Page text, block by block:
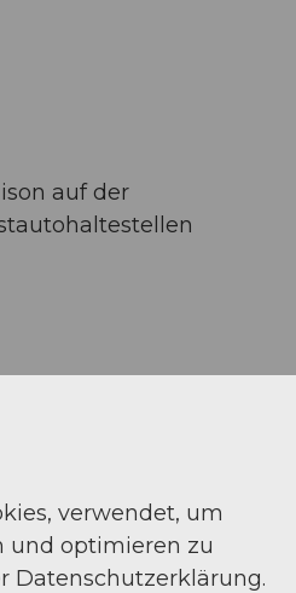
auf der
verwendet, um
und optimieren zu
Datenschutzerklärung.